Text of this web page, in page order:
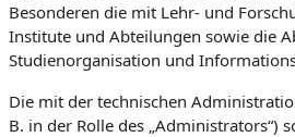
Besonderen die mit Lehr- und
Institute und Abteilungen sowie die
Studienorganisation und
Die mit der technischen
B. in der Rolle des „Administrators“)